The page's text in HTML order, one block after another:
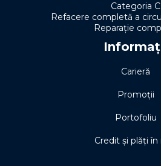
Categoria C
Refacere completă a
Reparație
Carieră
Promoții
Portofoliu
Credit și plăți în